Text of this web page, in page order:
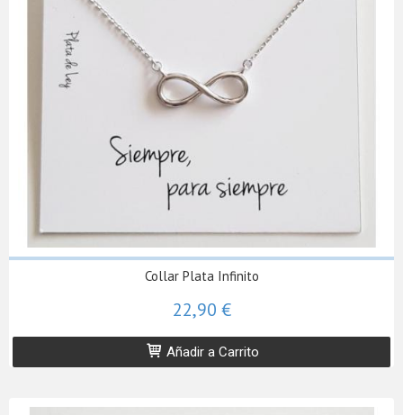
Collar Plata Infinito
22,90 €
Añadir a Carrito